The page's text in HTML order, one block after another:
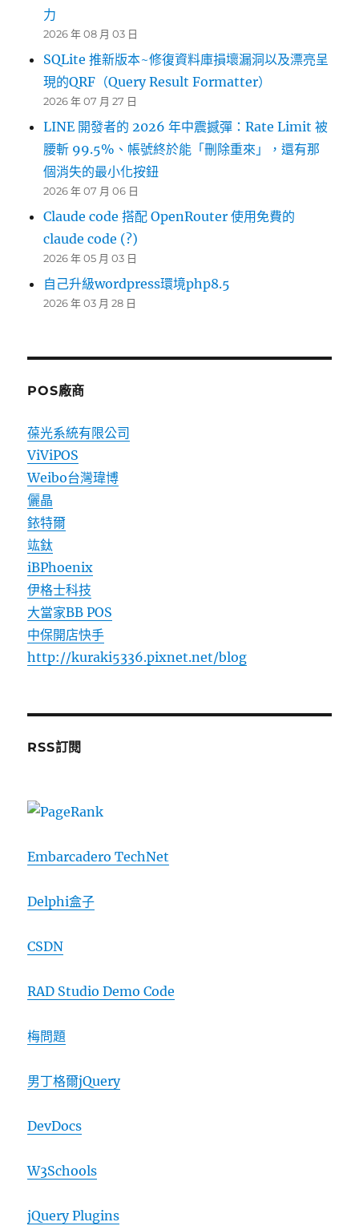
力
2026 年 08 月 03 日
SQLite 推新版本~修復資料庫損壞漏洞以及漂亮呈
現的QRF（Query Result Formatter）
2026 年 07 月 27 日
LINE 開發者的 2026 年中震撼彈：Rate Limit 被
腰斬 99.5%、帳號終於能「刪除重來」，還有那
個消失的最小化按鈕
2026 年 07 月 06 日
Claude code 搭配 OpenRouter 使用免費的
claude code (?)
2026 年 05 月 03 日
自己升級wordpress環境php8.5
2026 年 03 月 28 日
POS廠商
葆光系統有限公司
ViViPOS
Weibo台灣瑋博
儷晶
銥特爾
竑鈦
iBPhoenix
伊格士科技
大當家BB POS
中保開店快手
http://kuraki5336.pixnet.net/blog
RSS訂閱
Embarcadero TechNet
Delphi盒子
CSDN
RAD Studio Demo Code
梅問題
男丁格爾jQuery
DevDocs
W3Schools
jQuery Plugins